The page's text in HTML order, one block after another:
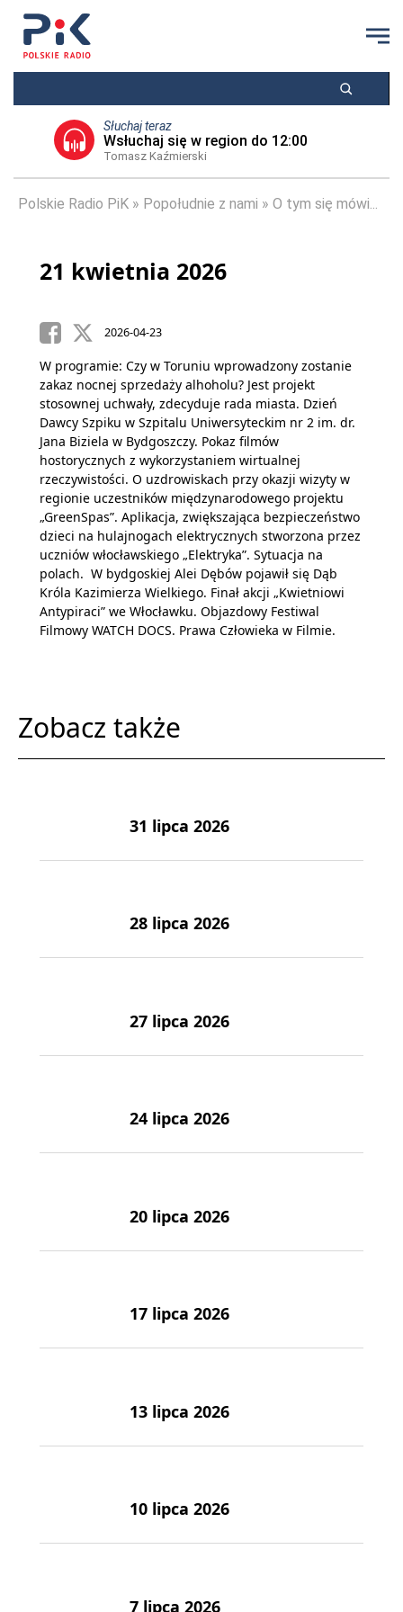
Słuchaj teraz
Wsłuchaj się w region do 12:00
Tomasz Kaźmierski
Polskie Radio PiK Popołudnie z nami O tym się mówi...
21 kwietnia 2026
2026-04-23
W programie: Czy w Toruniu wprowadzony zostanie
zakaz nocnej sprzedaży alhoholu? Jest projekt
stosownej uchwały, zdecyduje rada miasta. Dzień
Dawcy Szpiku w Szpitalu Uniwersyteckim nr 2 im. dr.
Jana Biziela w Bydgoszczy. Pokaz filmów
hostorycznych z wykorzystaniem wirtualnej
rzeczywistości. O uzdrowiskach przy okazji wizyty w
regionie uczestników międzynarodowego projektu
„GreenSpas”. Aplikacja, zwiększająca bezpieczeństwo
dzieci na hulajnogach elektrycznych stworzona przez
uczniów włocławskiego „Elektryka”. Sytuacja na
polach. W bydgoskiej Alei Dębów pojawił się Dąb
Króla Kazimierza Wielkiego. Finał akcji „Kwietniowi
Antypiraci” we Włocławku. Objazdowy Festiwal
Filmowy WATCH DOCS. Prawa Człowieka w Filmie.
Zobacz także
31 lipca 2026
28 lipca 2026
27 lipca 2026
24 lipca 2026
20 lipca 2026
17 lipca 2026
13 lipca 2026
10 lipca 2026
7 lipca 2026